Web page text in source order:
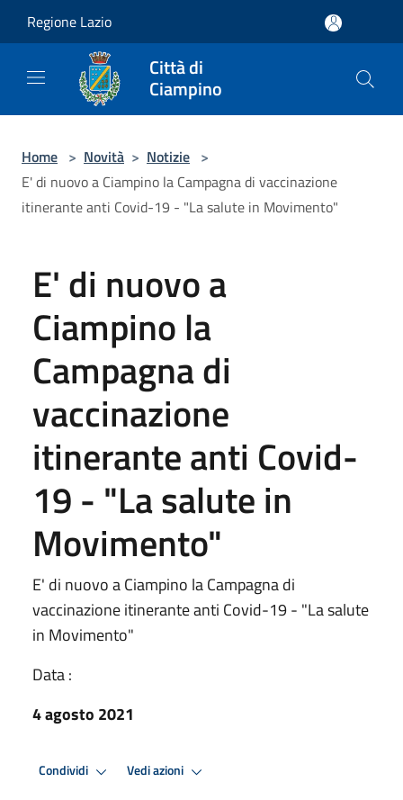
Regione Lazio
Città di
Ciampino
Home > Novità > Notizie >
E' di nuovo a Ciampino la Campagna di vaccinazione
itinerante anti Covid-19 - "La salute in Movimento"
E' di nuovo a
Ciampino la
Campagna di
vaccinazione
itinerante anti Covid-
19 - "La salute in
Movimento"
E' di nuovo a Ciampino la Campagna di
vaccinazione itinerante anti Covid-19 - "La salute
in Movimento"
Data :
4 agosto 2021
Condividi Vedi azioni